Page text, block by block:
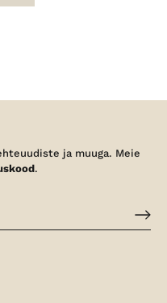
ja muuga. Meie
.